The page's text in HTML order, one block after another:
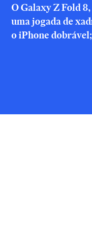
O Galaxy Z Fold
uma jogada de
o iPhone